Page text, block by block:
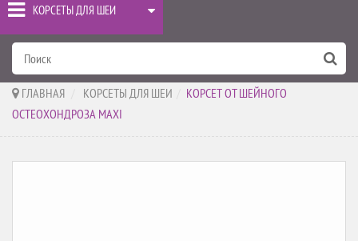
КОРСЕТЫ ДЛЯ ШЕИ
ГЛАВНАЯ КОРСЕТЫ ДЛЯ ШЕИ
КОРСЕТ ОТ ШЕЙНОГО
ОСТЕОХОНДРОЗА MAXI